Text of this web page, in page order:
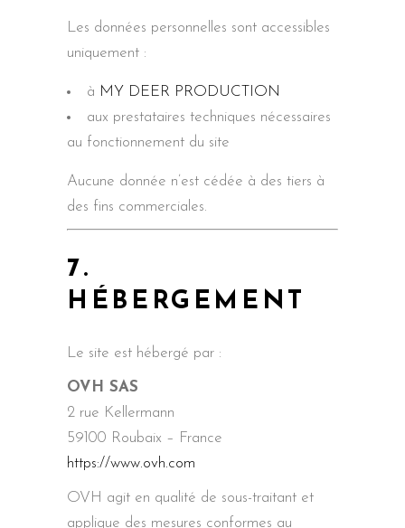
Les données personnelles sont accessibles
uniquement :
à MY DEER PRODUCTION
aux prestataires techniques nécessaires
au fonctionnement du site
Aucune donnée n’est cédée à des tiers à
des fins commerciales.
7.
HÉBERGEMENT
Le site est hébergé par :
OVH SAS
2 rue Kellermann
59100 Roubaix – France
https://www.ovh.com
OVH agit en qualité de sous-traitant et
applique des mesures conformes au